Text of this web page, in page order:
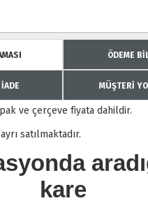
ÖDEME
MÜŞTERİ
ve çerçeve fiyata dahildir.
satılmaktadır.
kare